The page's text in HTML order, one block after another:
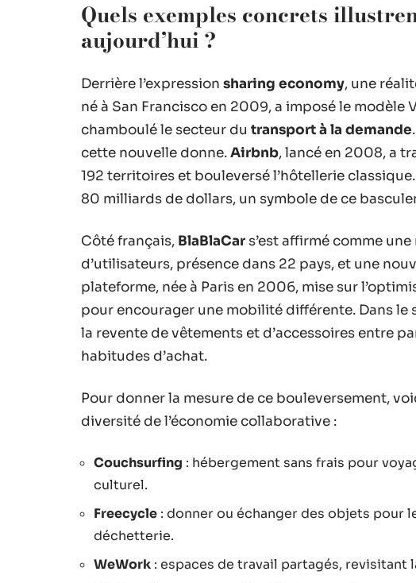
Quels exemples concrets
aujourd’hui ?
Derrière l’expression sharing economy, une
né à San Francisco en 2009, a imposé le modèle
chamboulé le secteur du transport à la demande
cette nouvelle donne.Airbnb, lancé en 2008, a
192 territoires et bouleversé l’hôtellerie
80 milliards de dollars, un symbole de ce
Côté français, BlaBlaCar s’est affirmé comme
d’utilisateurs, présence dans 22 pays, et une
plateforme, née à Paris en 2006, mise sur
pour encourager une mobilité différente. Dans le
la revente de vêtements et d’accessoires entre
habitudes d’achat.
Pour donner la mesure de ce bouleversement,
diversité de l’économie collaborative :
Couchsurfing : hébergement sans frais pour
culturel.
Freecycle : donner ou échanger des objets pour
déchetterie.
WeWork : espaces de travail partagés, revisitant